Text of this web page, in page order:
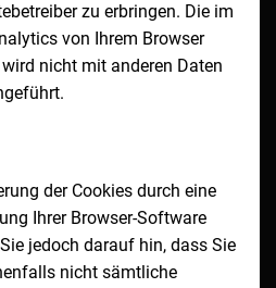
zu erbringen. Die im
von Ihrem Browser
nicht mit anderen Daten
der Cookies durch eine
Ihrer Browser-Software
jedoch darauf hin, dass Sie
nicht sämtliche